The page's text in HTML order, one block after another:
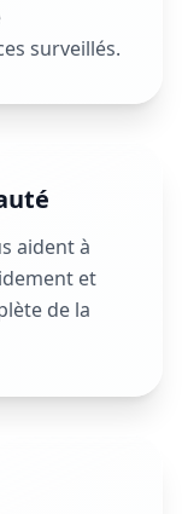
surveillés.
aident à
et
de la